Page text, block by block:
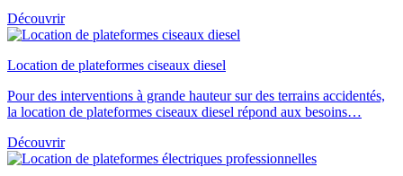
Découvrir
Location de plateformes ciseaux diesel
Pour des interventions à grande hauteur sur des terrains accidentés,
la location de plateformes ciseaux diesel répond aux besoins…
Découvrir